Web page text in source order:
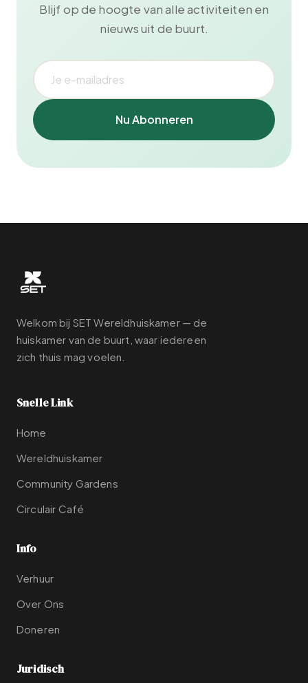
Blijf op de hoogte van alle activiteiten en
nieuws uit de buurt.
Nu Abonneren
Welkom bij SET Wereldhuiskamer — de
huiskamer van de buurt, waar iedereen
zich thuis mag voelen.
Snelle Link
Home
Wereldhuiskamer
Community Gardens
Circulair Café
Info
Verhuur
Over Ons
Doneren
Juridisch